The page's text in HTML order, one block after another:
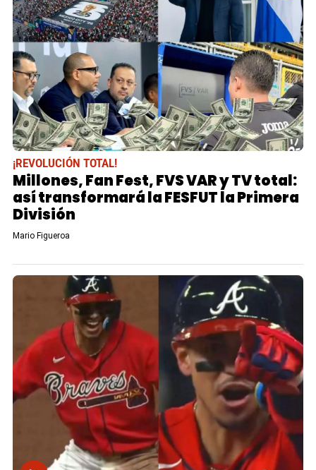
¡REVOLUCIÓN TOTAL!
Millones, Fan Fest, FVS VAR y TV total:
así transformará la FESFUT la Primera
División
Mario Figueroa